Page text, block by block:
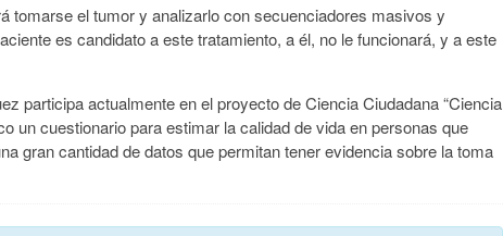
tomarse el tumor y analizarlo con secuenciadores masivos y
es candidato a este tratamiento, a él, no le funcionará, y a este
participa actualmente en el proyecto de Ciencia Ciudadana “Ciencia
un cuestionario para estimar la calidad de vida en personas que
gran cantidad de datos que permitan tener evidencia sobre la toma